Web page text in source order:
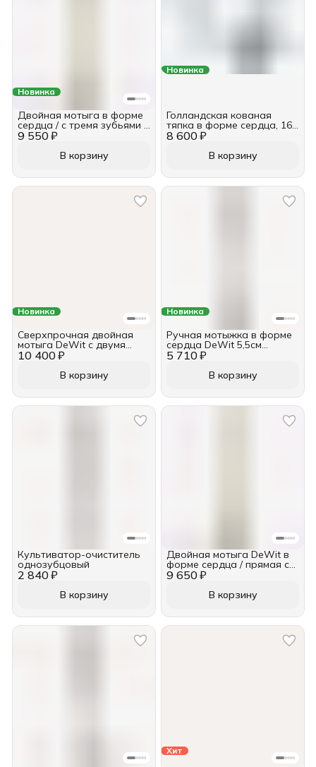
Новинка
9 550 ₽
Двойная мотыга в форме
сердца / с тремя зубьями и
ручкой длиной 50 см
В корзину
Новинка
8 600 ₽
Голландская кованая
тяпка в форме сердца, 16
см, c ручкой длиной 140 см
В корзину
Новинка
10 400 ₽
Сверхпрочная двойная
мотыга DeWit с двумя
зубьями и овальной
В корзину
Новинка
5 710 ₽
Ручная мотыжка в форме
сердца DeWit 5,5см
рукоятка из ясеня 140мм
В корзину
2 840 ₽
Культиватор-очиститель
однозубцовый
В корзину
9 650 ₽
Двойная мотыга DeWit в
форме сердца / прямая с
ручкой длиной 50 см
В корзину
Хит